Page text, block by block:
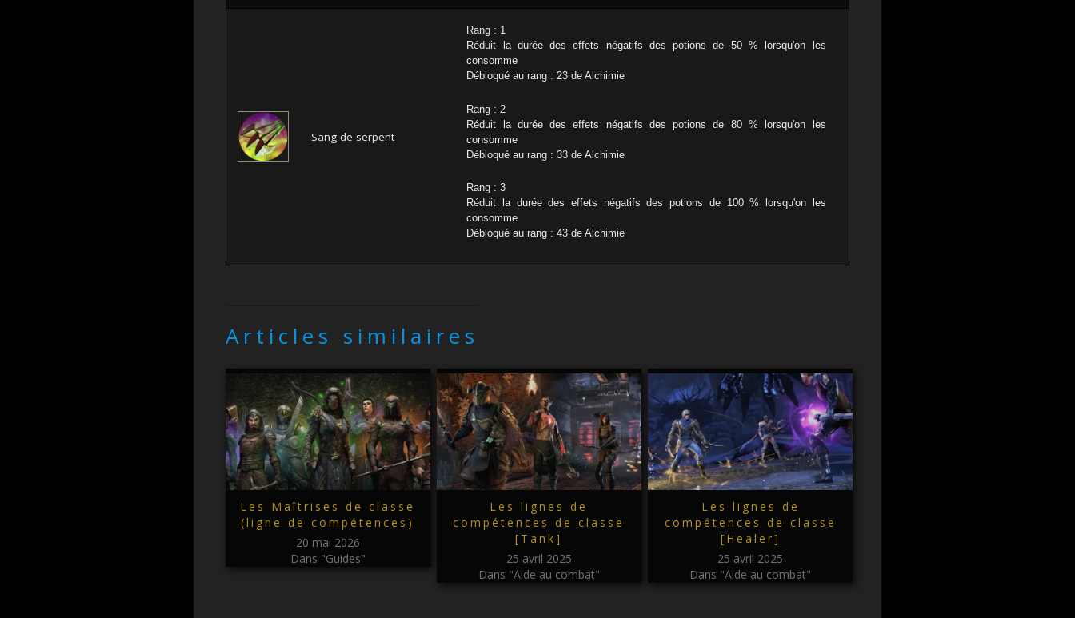
Sang de serpent
Rang : 1
Réduit la durée des effets négatifs des potions de 50 % lorsqu'on les
consomme
Débloqué au rang : 23 de Alchimie
Rang : 2
Réduit la durée des effets négatifs des potions de 80 % lorsqu'on les
consomme
Débloqué au rang : 33 de Alchimie
Rang : 3
Réduit la durée des effets négatifs des potions de 100 % lorsqu'on les
consomme
Débloqué au rang : 43 de Alchimie
Articles similaires
Les Maîtrises de classe
(ligne de compétences)
20 mai 2026
Dans "Guides"
Les lignes de
compétences de classe
[Tank]
25 avril 2025
Dans "Aide au combat"
Les lignes de
compétences de classe
[Healer]
25 avril 2025
Dans "Aide au combat"